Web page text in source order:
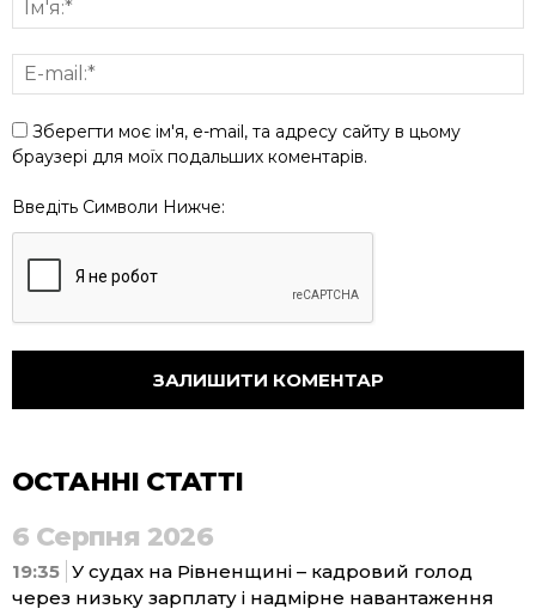
Зберегти моє ім'я, e-mail, та адресу сайту в цьому
браузері для моїх подальших коментарів.
Введіть Символи Нижче:
ОСТАННІ СТАТТІ
6 Серпня 2026
19:35 У судах на Рівненщині – кадровий голод
через низьку зарплату і надмірне навантаження